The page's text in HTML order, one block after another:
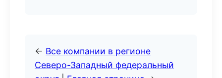
← Все компании в регионе
Северо-Западный федеральный